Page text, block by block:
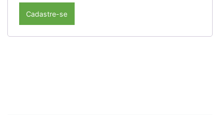
Cadastre-se